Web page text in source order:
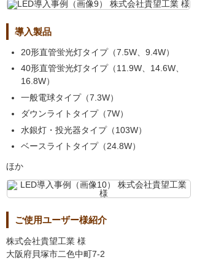
導入製品
20形直管蛍光灯タイプ（7.5W、9.4W）
40形直管蛍光灯タイプ（11.9W、14.6W、
16.8W）
一般電球タイプ（7.3W）
ダウンライトタイプ（7W）
水銀灯・投光器タイプ（103W）
ベースライトタイプ（24.8W）
ほか
ご使用ユーザー様紹介
株式会社貴望工業 様
大阪府貝塚市二色中町7-2